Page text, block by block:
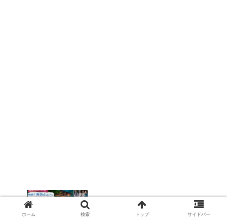
【藤三旅館】映画『海街diary』のロケ地
となった岩手・花巻温泉の宿！白猿の湯
や口コミも徹底紹介
ホーム 検索 トップ サイドバー